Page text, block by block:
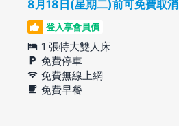
8月18日(星期二)前可免費取消
登入享會員價
1 張特大雙人床
免費停車
免費無線上網
免費早餐